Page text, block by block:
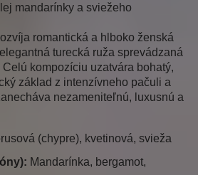
mandarínky a sviežeho
romantická a hlboko ženská
turecká ruža sprevádzaná
kompozíciu uzatvára bohatý,
základ z intenzívneho pačuli a
nezameniteľnú, luxusnú a
(chypre), kvetinová, svieža
Mandarínka, bergamot,